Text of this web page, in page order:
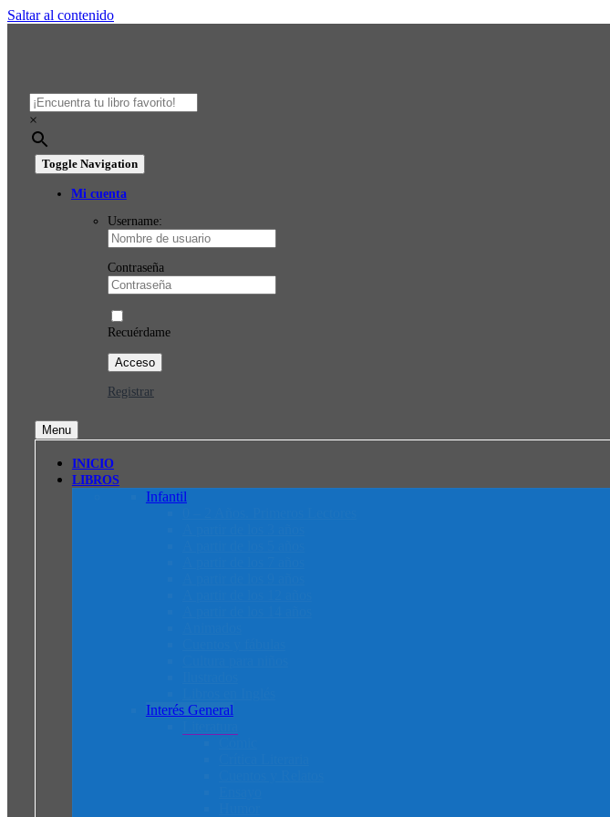
Saltar al contenido
×
Toggle Navigation
Mi cuenta
Username:
Contraseña
Recuérdame
Registrar
Menu
INICIO
LIBROS
Infantil
Interés General